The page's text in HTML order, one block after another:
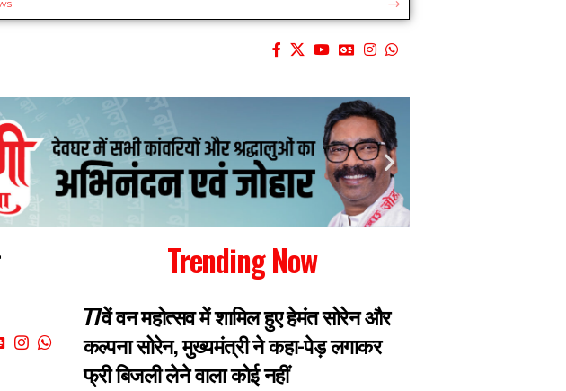
Trending Now
77वें वन महोत्सव में शामिल हुए हेमंत सोरेन और
कल्पना सोरेन, मुख्यमंत्री ने कहा-पेड़ लगाकर
फ्री बिजली लेने वाला कोई नहीं